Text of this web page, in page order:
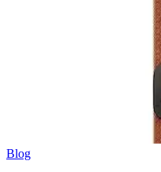
Blog